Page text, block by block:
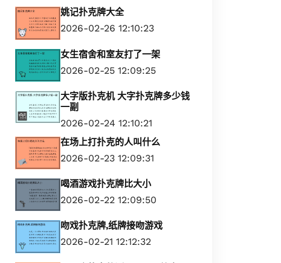
姚记扑克牌大全
2026-02-26 12:10:23
女生宿舍和室友打了一架
2026-02-25 12:09:25
大字版扑克机 大字扑克牌多少钱
一副
2026-02-24 12:10:21
在场上打扑克的人叫什么
2026-02-23 12:09:31
喝酒游戏扑克牌比大小
2026-02-22 12:09:50
吻戏扑克牌,纸牌接吻游戏
2026-02-21 12:12:32